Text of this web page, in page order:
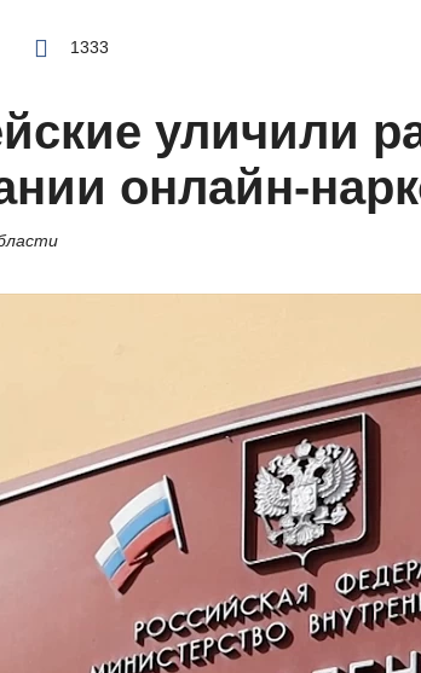
1333
уличили
онлайн-